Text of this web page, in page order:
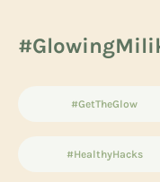
#GetTheGlow
#HealthyHacks